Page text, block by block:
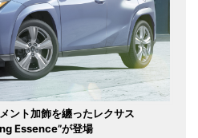
ント加飾を纏ったレクサス
Essence”が登場